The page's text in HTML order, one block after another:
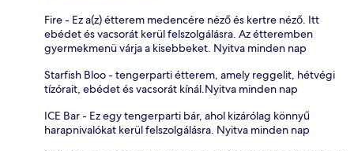
Fire - Ez a(z) étterem medencére néző és kertre néző. Itt
ebédet és vacsorát kerül felszolgálásra. Az étteremben
gyermekmenü várja a kisebbeket. Nyitva minden nap
Starfish Bloo - tengerparti étterem, amely reggelit, hétvégi
tízórait, ebédet és vacsorát kínál.Nyitva minden nap
ICE Bar - Ez egy tengerparti bár, ahol kizárólag könnyű
harapnivalókat kerül felszolgálásra. Nyitva minden nap